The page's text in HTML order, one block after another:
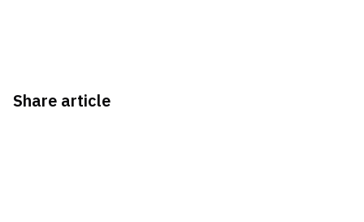
Share article